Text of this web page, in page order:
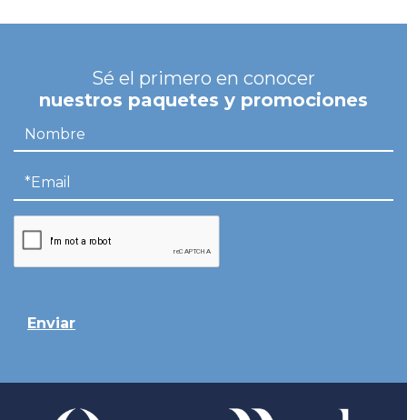
Sé el primero en conocer
nuestros paquetes y promociones
Enviar